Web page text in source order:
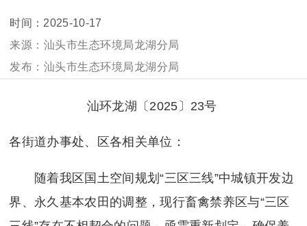
2025-10-17
汕头市生态环境局龙湖分局
汕头市生态环境局龙湖分局
汕环龙湖〔2025〕23号
各街道办事处、区各相关单位：
随着我区国土空间规划“三区三线”中城镇开发边
界、永久基本农田的调整，现行畜禽禁养区与“三区